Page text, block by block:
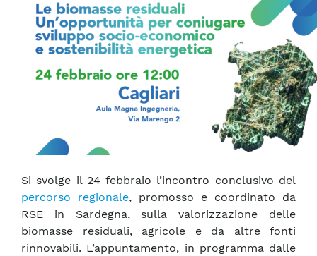
Si svolge il 24 febbraio l’incontro conclusivo del
percorso regionale, promosso e coordinato da
RSE in Sardegna, sulla valorizzazione delle
biomasse residuali, agricole e da altre fonti
rinnovabili. L’appuntamento, in programma dalle